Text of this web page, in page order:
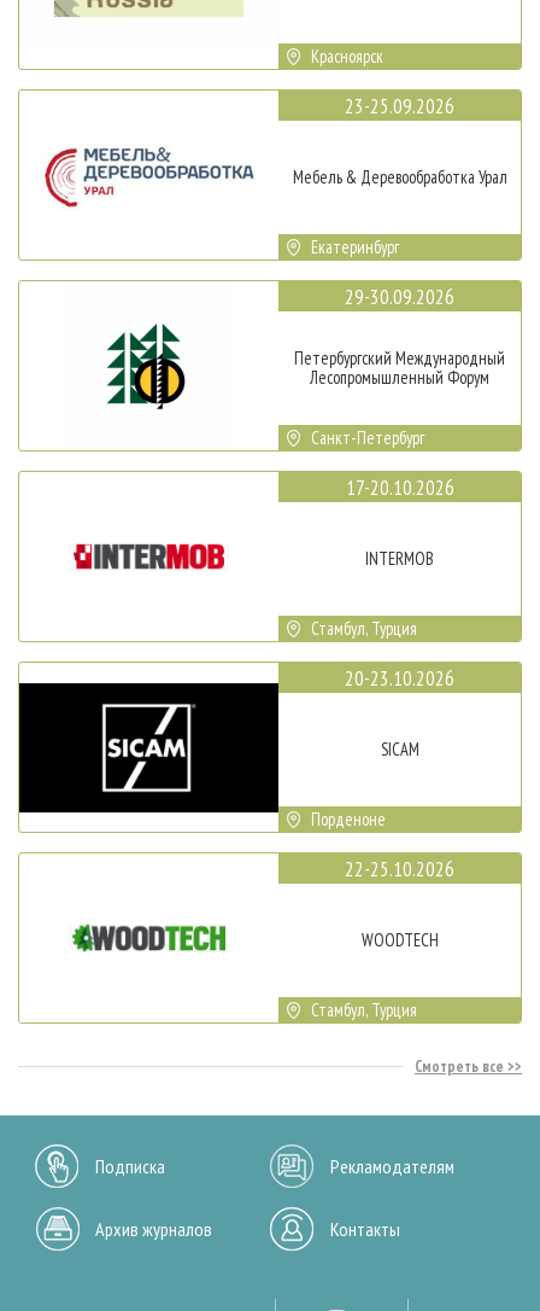
Красноярск
23-25.09.2026
Мебель & Деревообработка Урал
Екатеринбург
29-30.09.2026
Петербургский Международный
Лесопромышленный Форум
Санкт-Петербург
17-20.10.2026
INTERMOB
Стамбул, Турция
20-23.10.2026
SICAM
Порденоне
22-25.10.2026
WOODTECH
Стамбул, Турция
Смотреть все
Подписка Рекламодателям
Архив журналов Контакты